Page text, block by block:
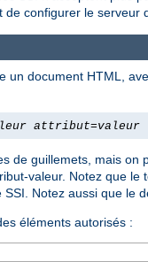
de configurer le serveur
un document HTML,
attribut=valeur
de guillemets, mais on
valeur. Notez que le
Notez aussi que le
éléments autorisés :